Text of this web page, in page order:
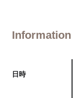
Information
日時